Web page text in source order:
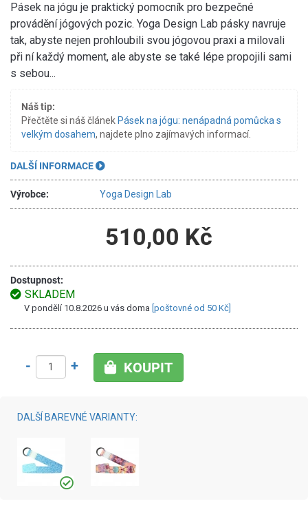
Pásek na jógu je praktický pomocník pro bezpečné
provádění jógových pozic. Yoga Design Lab pásky navruje
tak, abyste nejen prohloubili svou jógovou praxi a milovali
při ní každý moment, ale abyste se také lépe propojili sami
s sebou...
Náš tip:
Přečtěte si náš článek Pásek na jógu: nenápadná pomůcka s
velkým dosahem, najdete plno zajímavých informací.
DALŠÍ INFORMACE
Výrobce: Yoga Design Lab
510,00 Kč
Dostupnost:
SKLADEM
V pondělí 10.8.2026 u vás doma [poštovné od 50 Kč]
- + KOUPIT
DALŠÍ BAREVNÉ VARIANTY: